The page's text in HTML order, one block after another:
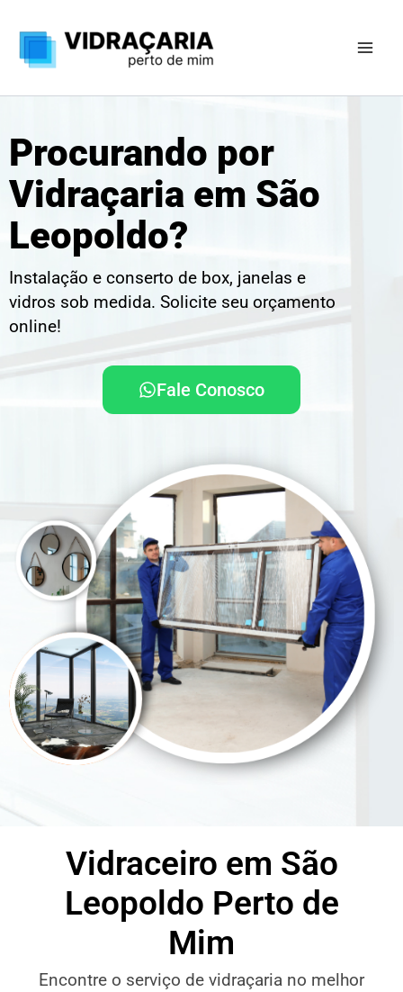
para
Procurando por
Vidraçaria em São
Leopoldo?
Instalação e conserto de box, janelas e
vidros sob medida. Solicite seu orçamento
online!
Fale Conosco
Vidraceiro em São
Leopoldo Perto de
Mim
Encontre o serviço de vidraçaria no melhor